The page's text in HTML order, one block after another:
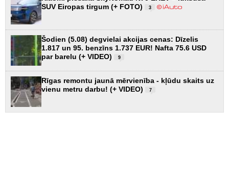
SUV Eiropas tirgum (+ FOTO)
3
Šodien (5.08) degvielai akcijas cenas: Dīzelis
1.817 un 95. benzīns 1.737 EUR! Nafta 75.6 USD
par barelu (+ VIDEO)
9
Rīgas remontu jaunā mērvienība - kļūdu skaits uz
vienu metru darbu! (+ VIDEO)
7